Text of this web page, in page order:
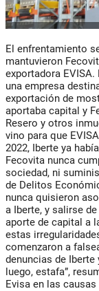
El enfrentamiento
mantuvieron
exportadora EVISA.
una empresa
exportación de
aportaba capital y
Resero y otros
vino para que
2022, Iberte ya
Fecovita nunca
sociedad, ni
de Delitos
nunca quisieron
a Iberte, y salirse
aporte de capital a
estas
comenzaron a
denuncias de
luego, estafa”,
Evisa en las causas